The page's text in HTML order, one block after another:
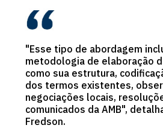
"Esse tipo de abordagem
metodologia de elaboração
como sua estrutura,
dos termos existentes,
negociações locais,
comunicados da AMB",
Fredson.